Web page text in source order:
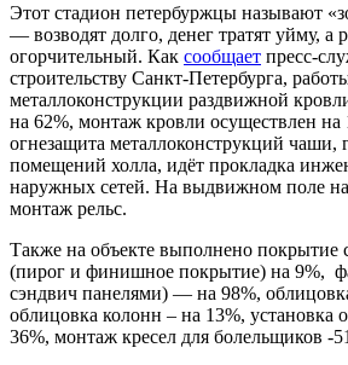
Этот стадион петербуржцы называют
— возводят долго, денег тратят уйму, а
огорчительный. Как сообщает пресс-
строительству Санкт-Петербурга,
металлоконструкции раздвижной
на 62%, монтаж кровли осуществлен на
огнезащита металлоконструкций чаши,
помещений холла, идёт прокладка
наружных сетей. На выдвижном поле на
монтаж рельс.
Также на объекте выполнено покрытие
(пирог и финишное покрытие) на 9%,
сэндвич панелями) — на 98%,
облицовка колонн – на 13%, установка
36%, монтаж кресел для болельщиков -